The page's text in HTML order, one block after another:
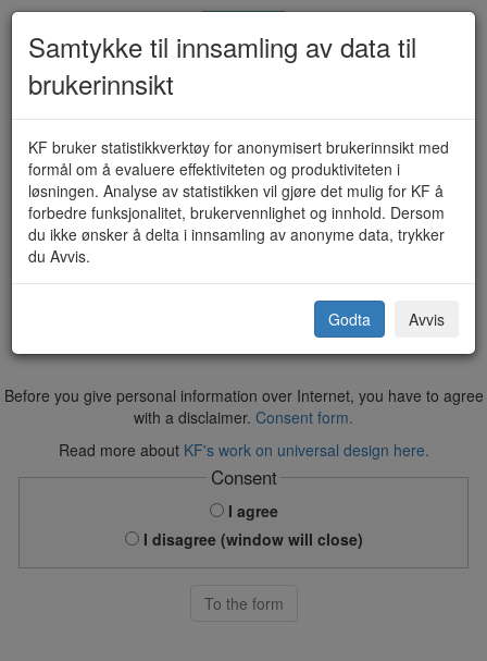
Piper/ildsted - Søknad om
gebyrfritak etter fjerning (KF-811-
FK)
Rindal kommune
Before you give personal information over Internet, you have to agree
with a disclaimer. Consent form.
Read more about KF's work on universal design here.
Consent
I agree
I disagree (window will close)
To the form
Samtykke til innsamling av data til
brukerinnsikt
KF bruker statistikkverktøy for anonymisert brukerinnsikt med
formål om å evaluere effektiviteten og produktiviteten i
løsningen. Analyse av statistikken vil gjøre det mulig for KF å
forbedre funksjonalitet, brukervennlighet og innhold. Dersom
du ikke ønsker å delta i innsamling av anonyme data, trykker
du Avvis.
Godta Avvis